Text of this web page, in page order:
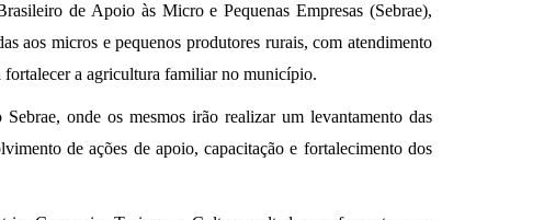
de Apoio às Micro e Pequenas Empresas (Sebrae),
aos micros e pequenos produtores rurais, com atendimento
fortalecer a agricultura familiar no município.
onde os mesmos irão realizar um levantamento das
de ações de apoio, capacitação e fortalecimento dos